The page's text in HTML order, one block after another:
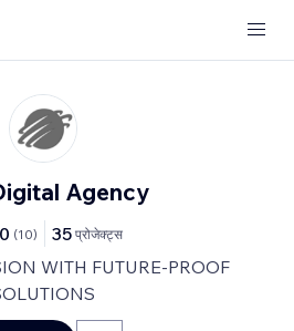
Agency
(10) 35 प्रोजेक्ट्स
WITH FUTURE-PROOF